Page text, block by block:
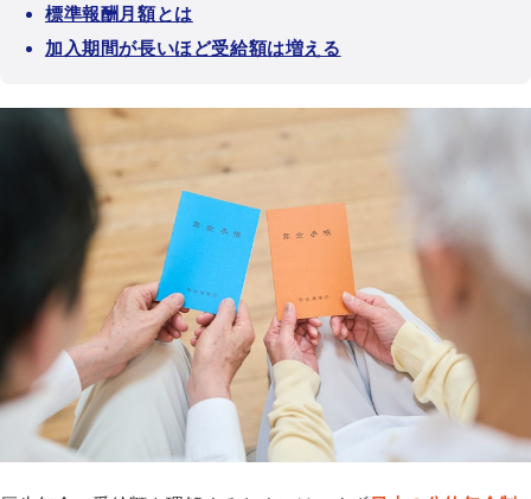
標準報酬月額とは
加入期間が長いほど受給額は増える